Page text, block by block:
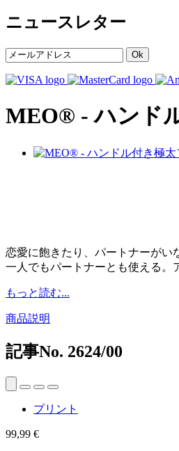
ニュースレター
Ok
MEO® - ハンド
恋愛に飽きたり、パートナーがい
一人でもパートナーとも使える。
もっと読む...
商品説明
記事No. 2624/00
プリント
99,99 €